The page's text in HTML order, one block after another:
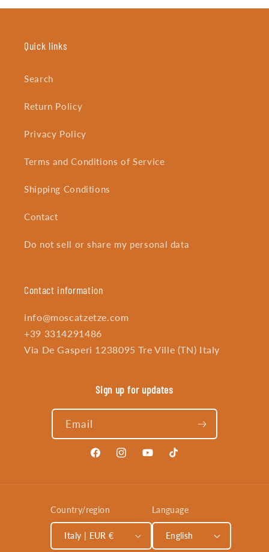
Quick links
Search
Return Policy
Privacy Policy
Terms and Conditions of Service
Shipping Conditions
Contact
Do not sell or share my personal data
Contact information
info@moscatzetze.com
+39 3314291486
Via De Gasperi 1238095 Tre Ville (TN) Italy
Sign up for updates
Email
FacebookInstagramYouTubeTikTok
Country/region
Italy | EUR €
Language
English